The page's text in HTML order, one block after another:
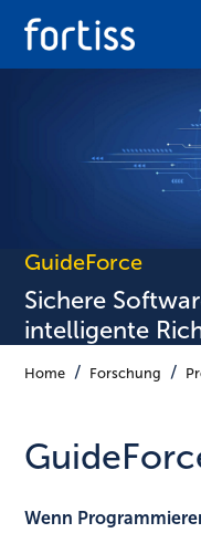
GuideForce
Sichere
intelligente
Home Forschung
Wenn